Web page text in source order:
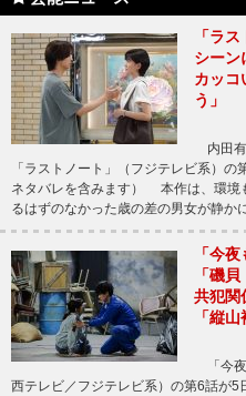
「ラ
シーン
カッコ
う」
内田有
「ラストノート」（フジテレビ系）の
ネタバレを含みます） 本作は、環境
るはずのなかった歳の差の男女が静か
「今
「磯
共犯関
「縦
「今夜
西テレビ／フジテレビ系）の第6話が